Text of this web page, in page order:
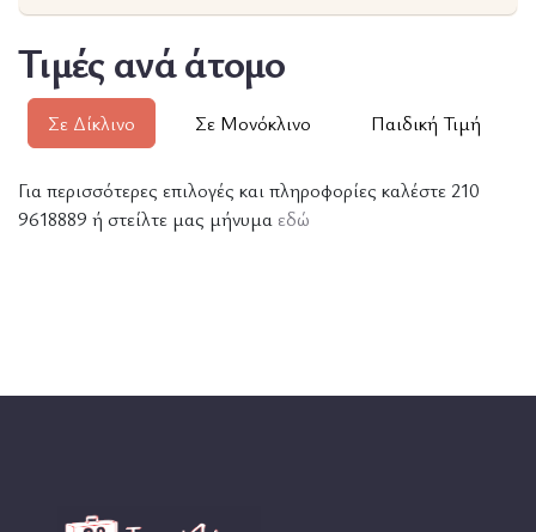
Τιμές ανά άτομο
Σε Δίκλινο Σε Μονόκλινο Παιδική Τιμή
Για περισσότερες επιλογές και πληροφορίες καλέστε 210
9618889 ή στείλτε μας μήνυμα εδώ